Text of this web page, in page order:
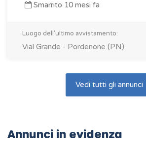
Smarrito 10 mesi fa
Luogo dell'ultimo avvistamento:
Vial Grande - Pordenone (PN)
Vedi tutti gli annunci
Annunci in evidenza